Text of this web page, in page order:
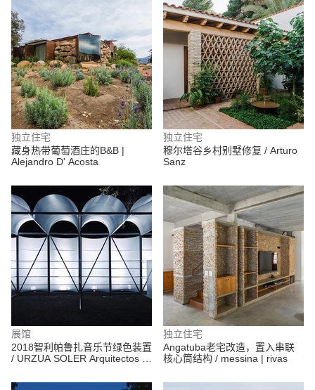
独立住宅
藏身热带葡萄酒庄的B&B |
Alejandro D' Acosta
独立住宅
穆尔塔谷乡村别墅修复 / Arturo
Sanz
展馆
2018智利帕鲁扎音乐节绿色装置
/ URZUA SOLER Arquitectos +
独立住宅
Angatuba老宅改造，置入串联
核心筒结构 / messina | rivas